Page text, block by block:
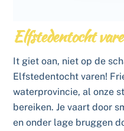
Elfstedentocht
It giet oan, niet op de
Elfstedentocht varen!
waterprovincie, al onze
bereiken. Je vaart door
en onder lage bruggen